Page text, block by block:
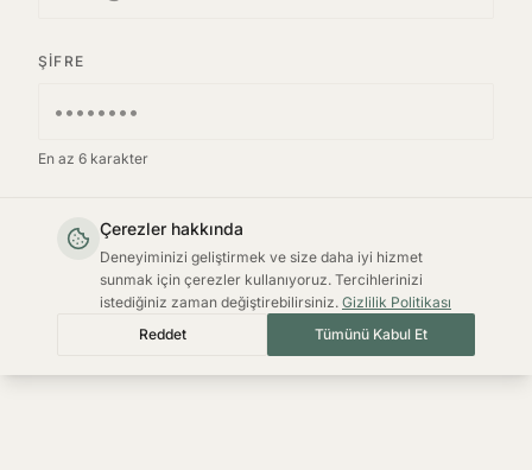
Çerezler hakkında
Deneyiminizi geliştirmek ve size daha iyi hizmet
sunmak için çerezler kullanıyoruz. Tercihlerinizi
istediğiniz zaman değiştirebilirsiniz. Gizlilik Politikası
Reddet
Tümünü Kabul Et
ŞIFRE
En az 6 karakter
KAYIT OL
Zaten hesabınız var mı? Giriş Yapın